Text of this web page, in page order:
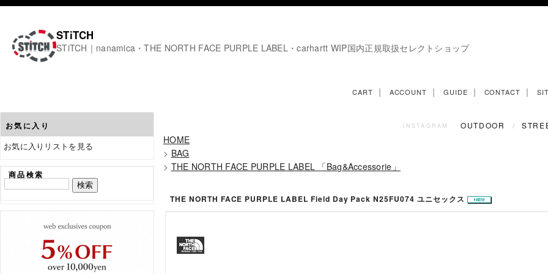
STiTCH
STiTCH｜nanamica・THE NORTH FACE PURPLE LABEL・carhartt WIP国内正規取扱セレクトショップ
CART ｜ ACCOUNT ｜ GUIDE ｜ CONTACT ｜
お気に入り
お気に入りリストを見る
商品検索
INSTAGRAM OUTDOOR /
HOME
> BAG
> THE NORTH FACE PURPLE LABEL 「Bag&Accessorie」
THE NORTH FACE PURPLE LABEL Field Day Pack N25FU074 ユニセックス